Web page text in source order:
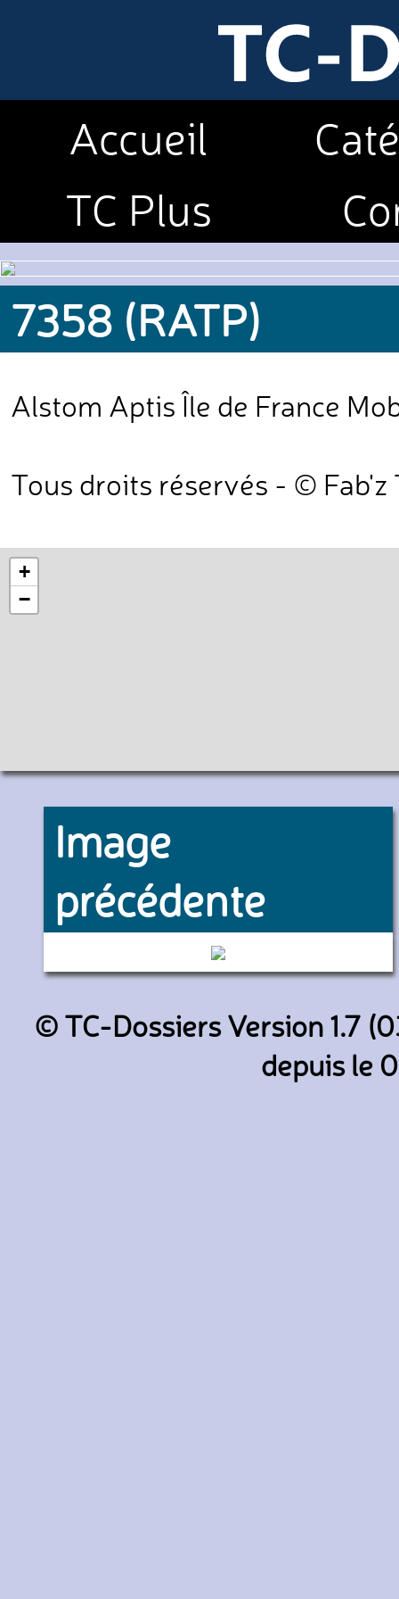
Accueil
TC Plus
7358 (RATP)
Alstom Aptis Île de France
Tous droits réservés - © Fab'z
+
−
Image
précédente
9452 (RATP)
© TC-Dossiers Version 1.7
depuis le